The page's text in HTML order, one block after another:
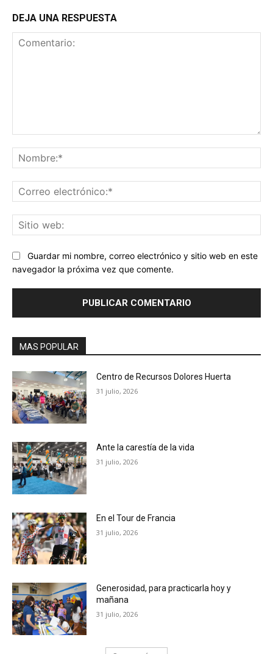
DEJA UNA RESPUESTA
Guardar mi nombre, correo electrónico y sitio web en este
navegador la próxima vez que comente.
MAS POPULAR
Centro de Recursos Dolores Huerta
31 julio, 2026
Ante la carestía de la vida
31 julio, 2026
En el Tour de Francia
31 julio, 2026
Generosidad, para practicarla hoy y
mañana
31 julio, 2026